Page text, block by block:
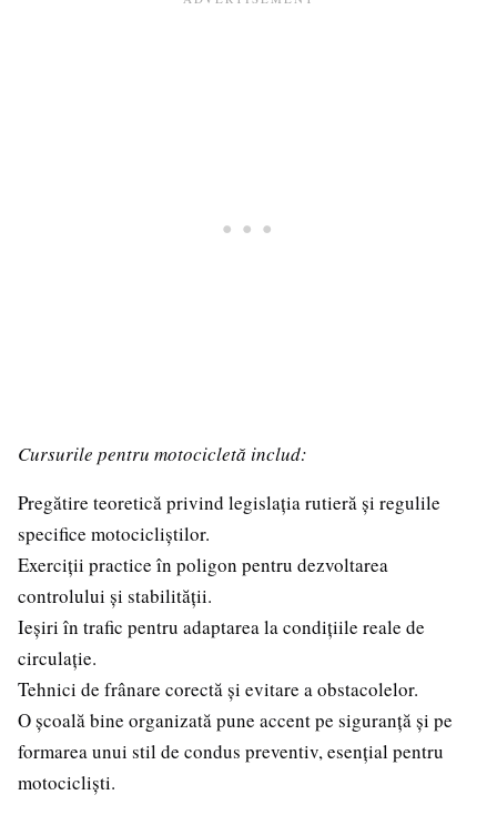
Cursurile pentru motocicletă includ:
Pregătire teoretică privind legislația rutieră și regulile
specifice motocicliștilor.
Exerciții practice în poligon pentru dezvoltarea
controlului și stabilității.
Ieșiri în trafic pentru adaptarea la condițiile reale de
circulație.
Tehnici de frânare corectă și evitare a obstacolelor.
O școală bine organizată pune accent pe siguranță și pe
formarea unui stil de condus preventiv, esențial pentru
motocicliști.